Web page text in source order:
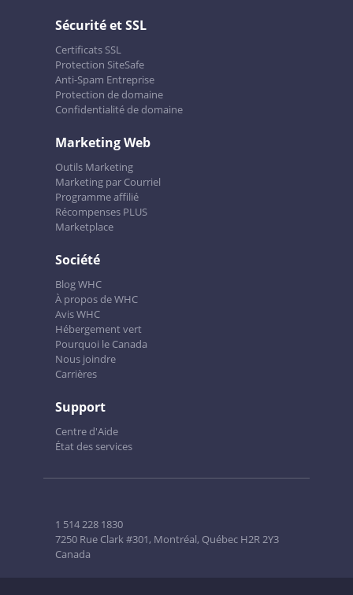
Sécurité et SSL
Certificats SSL
Protection SiteSafe
Anti-Spam Entreprise
Protection de domaine
Confidentialité de domaine
Marketing Web
Outils Marketing
Marketing par Courriel
Programme affilié
Récompenses PLUS
Marketplace
Société
Blog WHC
À propos de WHC
Avis WHC
Hébergement vert
Pourquoi le Canada
Nous joindre
Carrières
Support
Centre d'Aide
État des services
1 514 228 1830
7250 Rue Clark #301, Montréal, Québec H2R 2Y3
Canada